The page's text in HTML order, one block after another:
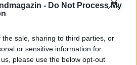
- Do Not Process My
sale, sharing to third parties, or
or sensitive information for
please use the below opt-out